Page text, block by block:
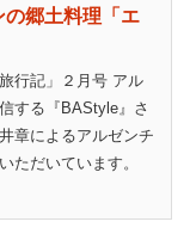
郷土料理「エ
行記」２月号 アル
する『BAStyle』さ
章によるアルゼンチ
ただいています。